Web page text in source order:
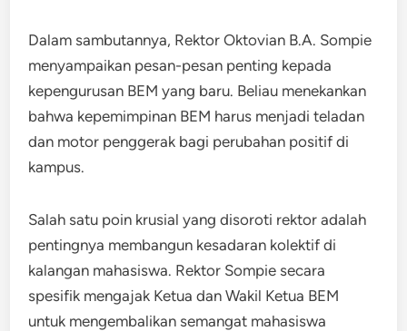
Dalam sambutannya, Rektor Oktovian B.A. Sompie
menyampaikan pesan-pesan penting kepada
kepengurusan BEM yang baru. Beliau menekankan
bahwa kepemimpinan BEM harus menjadi teladan
dan motor penggerak bagi perubahan positif di
kampus.
Salah satu poin krusial yang disoroti rektor adalah
pentingnya membangun kesadaran kolektif di
kalangan mahasiswa. Rektor Sompie secara
spesifik mengajak Ketua dan Wakil Ketua BEM
untuk mengembalikan semangat mahasiswa